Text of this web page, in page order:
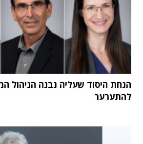
הנחת היסוד שעליה נבנה הניהול
להתערער